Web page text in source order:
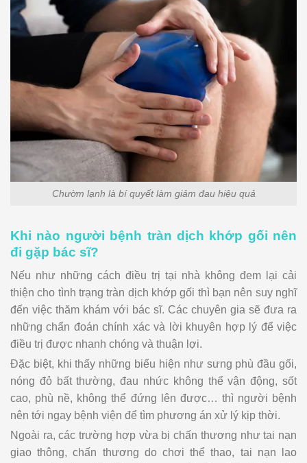
Chườm lạnh là bí quyết làm giảm đau hiệu quả
Khi nào người bệnh tràn dịch khớp gối nên
đi gặp bác sĩ?
Nếu như những cách điều trị tại nhà không đem lại cải
thiện cho tình trạng tràn dịch khớp gối thì bạn nên suy nghĩ
đến việc thăm khám với bác sĩ. Các chuyên gia sẽ đưa ra
những chẩn đoán chính xác và lời khuyên hợp lý để việc
điều trị được nhanh chóng và thuận lợi.
Đặc biệt, khi thấy những biểu hiện như sưng phù đầu gối,
nóng đỏ bất thường, đau nhức không thể vận động, sốt
cao, phù nề, không thể đứng lên được… thì người bệnh
nên tới ngay bệnh viện để tìm phương án xử lý kịp thời.
Ngoài ra, các trường hợp vừa bị chấn thương như tai nạn
giao thông, chấn thương do chơi thể thao, tai nạn lao